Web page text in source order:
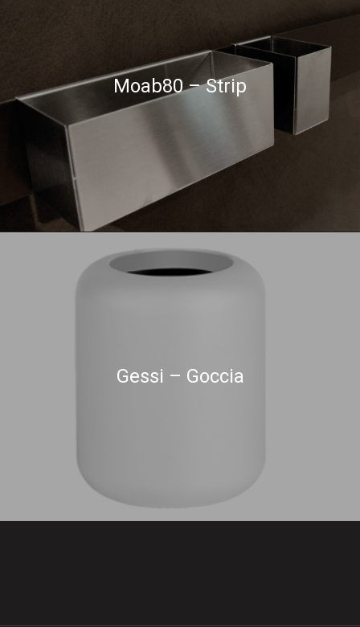
Moab80 – Strip
Gessi – Goccia